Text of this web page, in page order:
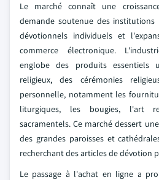
Le marché connaît une
demande soutenue des institutions
dévotionnels individuels et
commerce électronique.
englobe des produits essentiels
religieux, des cérémonies
personnelle, notamment les
liturgiques, les bougies, l'art
sacramentels. Ce marché dessert
des grandes paroisses et
recherchant des articles de dévotion
Le passage à l'achat en ligne a